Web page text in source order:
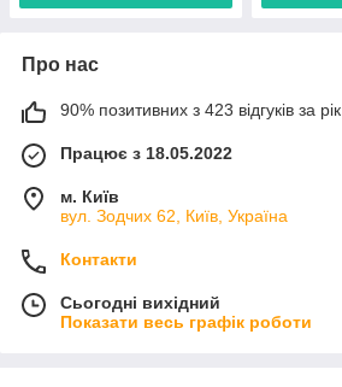
Про нас
90% позитивних з 423 відгуків за рік
Працює з 18.05.2022
м. Київ
вул. Зодчих 62, Київ, Україна
Контакти
Сьогодні вихідний
Показати весь графік роботи